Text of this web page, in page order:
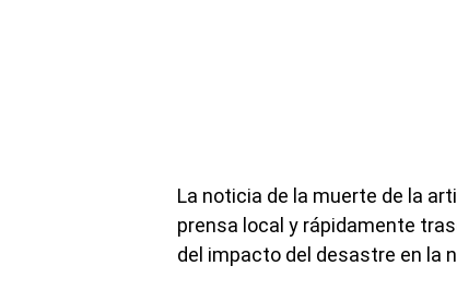
La noticia de la muerte de la
prensa local y rápidamente
del impacto del desastre en la